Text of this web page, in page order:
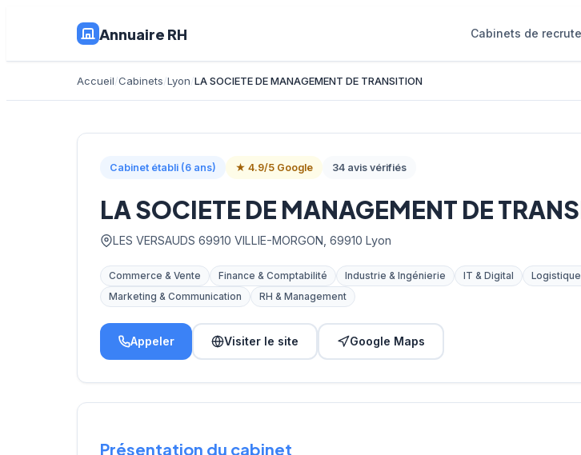
Annuaire RH Cabinets de
Accueil Cabinets Lyon LA SOCIETE DE MANAGEMENT DE TRANSITION
Cabinet établi (6 ans) ★ 4.9/5 Google 34 avis vérifiés
LA SOCIETE DE MANAGEMENT DE
LES VERSAUDS 69910 VILLIE-MORGON, 69910 Lyon
Commerce & Vente Finance & Comptabilité Industrie & Ingénierie IT & Digital
Marketing & Communication
RH & Management
Appeler Visiter le site Google Maps
Présentation du cabinet